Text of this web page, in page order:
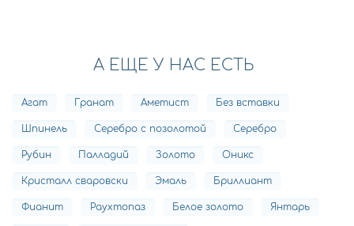
А ЕЩЕ У НАС ЕСТЬ
Агат Гранат Аметист Без вставки
Шпинель Серебро с позолотой Серебро
Рубин Палладий Золото Оникс
Кристалл сваровски Эмаль Бриллиант
Фианит Раухтопаз Белое золото Янтарь